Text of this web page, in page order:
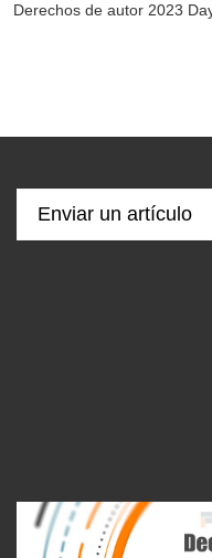
Derechos de autor 2023
Enviar un artículo